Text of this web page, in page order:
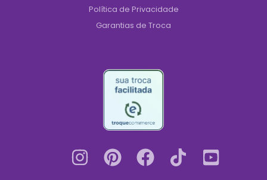
Política de Privacidade
Garantias de Troca